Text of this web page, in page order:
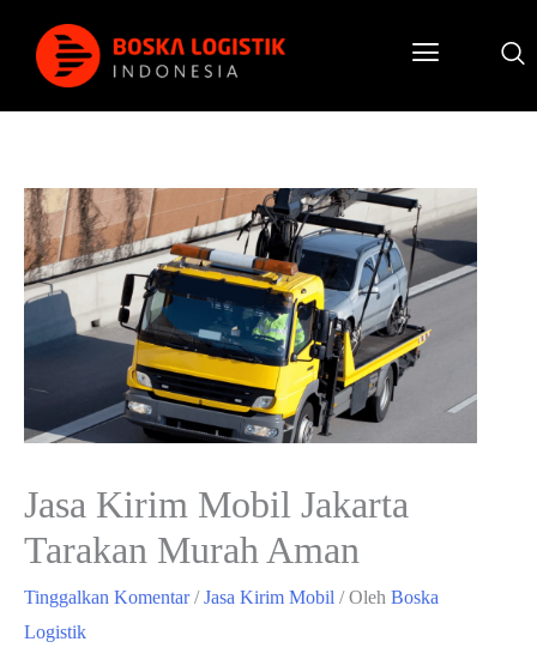
Jasa Kirim Mobil Jakarta
Tarakan Murah Aman
Tinggalkan Komentar /Jasa Kirim Mobil / Oleh Boska
Logistik